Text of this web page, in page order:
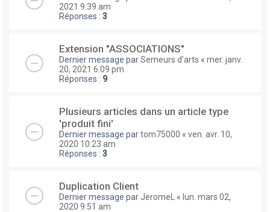
2021 9:39 am
Réponses : 3
Extension "ASSOCIATIONS"
Dernier message parSemeurs d'arts « mer. janv.
20, 2021 6:09 pm
Réponses : 9
Plusieurs articles dans un article type
'produit fini'
Dernier message partom75000 « ven. avr. 10,
2020 10:23 am
Réponses : 3
Duplication Client
Dernier message par JeromeL « lun. mars 02,
2020 9:51 am